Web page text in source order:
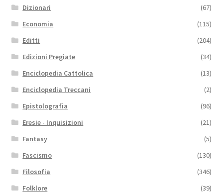
Dizionari
(67)
Economia
(115)
Editti
(204)
Edizioni Pregiate
(34)
Enciclopedia Cattolica
(13)
Enciclopedia Treccani
(2)
Epistolografia
(96)
Eresie - Inquisizioni
(21)
Fantasy
(5)
Fascismo
(130)
Filosofia
(346)
Folklore
(39)